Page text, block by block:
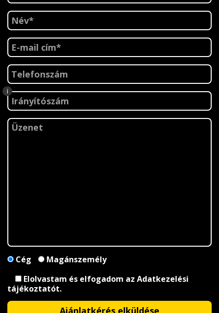
i
Cég
Magánszemély
Elolvastam és elfogadom az Adatkezelési
tájékoztatót.